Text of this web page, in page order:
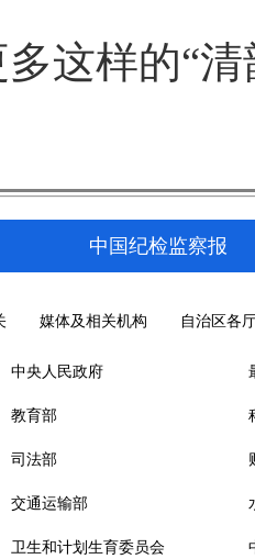
这样的“
中国纪检监察报
媒体及相关机构 自治区各
中央人民政府
教育部
司法部
交通运输部
卫生和计划生育委员会